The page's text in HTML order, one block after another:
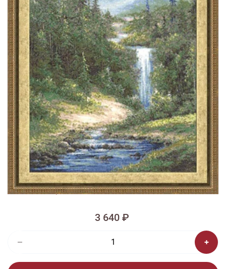
1/2
Изображения и цвет представленного товара могут незначительно
отличаться от оригинала продукции, взависимости от разрешения и
настроек вашего монитора, а также условий освещения при съемке
Вышивка ВМ-009 Водопад
Есть электронная схема
3 640 ₽